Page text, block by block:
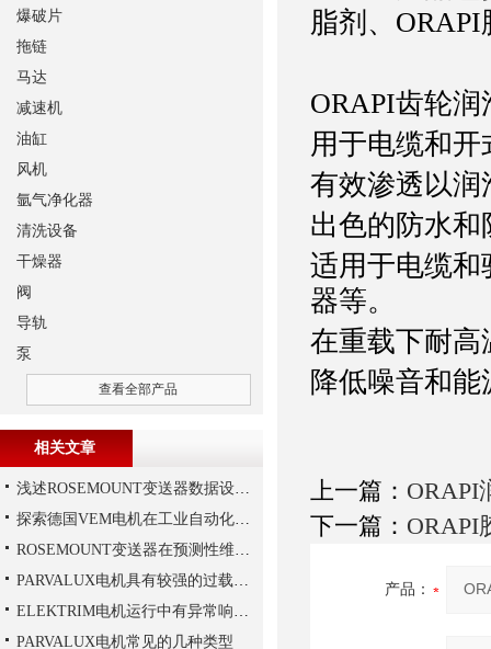
脂剂、
ORAPI齿轮
用于电缆和
有效渗透以润
出色的防水和
适用于电缆和
器等。
在重载下耐高
降低噪音和能
上一篇： ORAPI
下一篇： ORAPI
产品：
爆破片
拖链
马达
减速机
油缸
风机
氩气净化器
清洗设备
干燥器
阀
导轨
泵
查看全部产品
相关文章
浅述ROSEMOUNT变送器数据设置步骤
探索德国VEM电机在工业自动化中的应用
ROSEMOUNT变送器在预测性维护与数字化工厂中的实战应用
PARVALUX电机具有较强的过载能力
ELEKTRIM电机运行中有异常响声是什么原因？
PARVALUX电机常见的几种类型